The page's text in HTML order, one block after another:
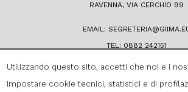
RAVENNA, VIA CERCHIO 99
EMAIL:
TEL: 0882 242151
C.F. 97601610153
PRIVACY & COOKIE POLICY
Utilizzando questo sito, accetti che noi e i
impostare cookie tecnici, statistici e di